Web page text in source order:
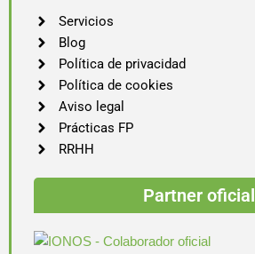
Servicios
Blog
Política de privacidad
Política de cookies
Aviso legal
Prácticas FP
RRHH
Partner oficial